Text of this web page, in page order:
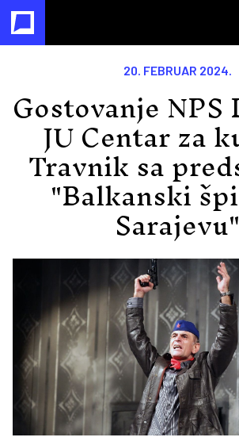
20. FEBRUAR 2024.
Gostovanje NPS
JU Centar za
Travnik sa
"Balkanski
Sarajevu"